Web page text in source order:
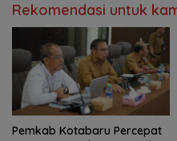
Rekomendasi untuk
Pemkab Kotabaru Percepat